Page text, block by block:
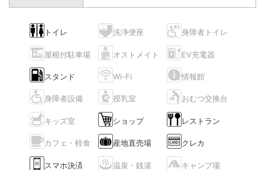
トイレ 洗浄便座 身障者トイレ
屋根付駐車場 オストメイト EV充電器
スタンド Wi-Fi 情報館
身障者設備 授乳室 おむつ交換台
キッズ室 ショップ レストラン
カフェ・軽食 産地直売場 クレカ
スマホ決済 温泉・銭湯 キャンプ場